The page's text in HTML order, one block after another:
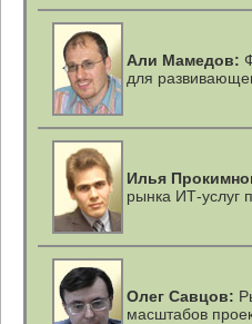
Али Мамедов:
для
Илья
рынка ИТ-услуг
Олег Савцов:
масштабов